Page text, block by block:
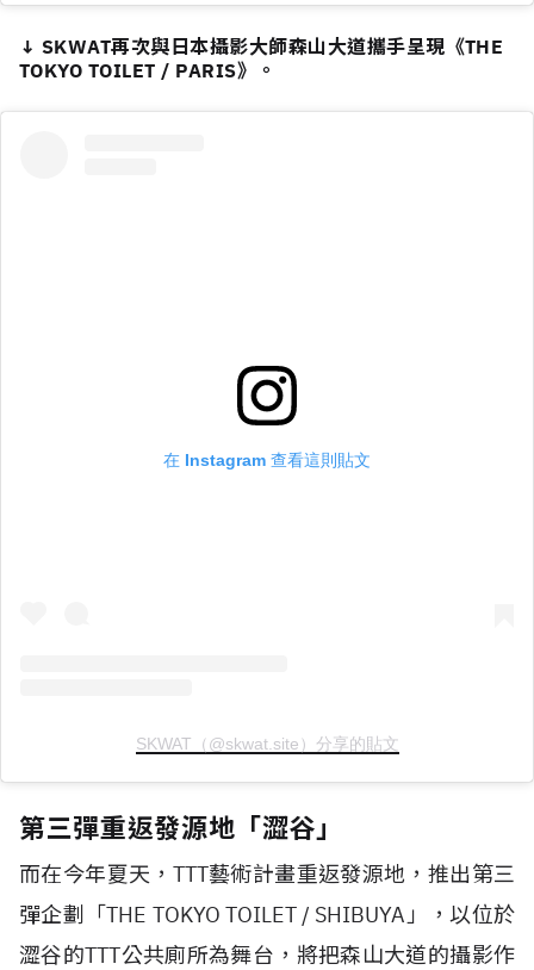
↓ SKWAT再次與日本攝影大師森山大道攜手呈現《THE
TOKYO TOILET / PARIS》。
在 Instagram 查看這則貼文
SKWAT（@skwat.site）分享的貼文
第三彈重返發源地「澀谷」
而在今年夏天，TTT藝術計畫重返發源地，推出第三
彈企劃「THE TOKYO TOILET / SHIBUYA」，以位於
澀谷的TTT公共廁所為舞台，將把森山大道的攝影作